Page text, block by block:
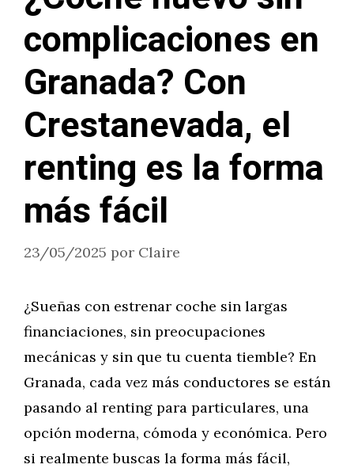
complicaciones en
Granada? Con
Crestanevada, el
renting es la forma
más fácil
23/05/2025 por Claire
¿Sueñas con estrenar coche sin largas
financiaciones, sin preocupaciones
mecánicas y sin que tu cuenta tiemble? En
Granada, cada vez más conductores se están
pasando al renting para particulares, una
opción moderna, cómoda y económica. Pero
si realmente buscas la forma más fácil,